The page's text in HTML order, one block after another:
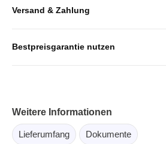
Versand & Zahlung
Bestpreisgarantie nutzen
Weitere Informationen
Lieferumfang Dokumente